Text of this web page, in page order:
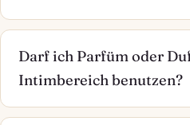
Darf ich Parfüm oder
Intimbereich benutzen?